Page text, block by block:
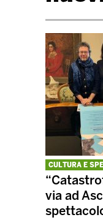
CULTURA E
via ad